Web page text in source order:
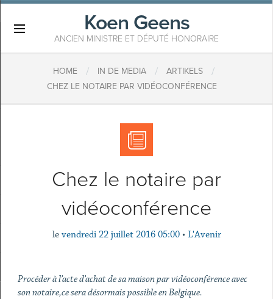
Koen Geens
ANCIEN MINISTRE ET DÉPUTÉ HONORAIRE
HOME / IN DE MEDIA / ARTIKELS /
CHEZ LE NOTAIRE PAR VIDÉOCONFÉRENCE
Chez le notaire par
vidéoconférence
le vendredi 22 juillet 2016 05:00 • L'Avenir
Procéder à l’acte d’achat de sa maison par vidéoconférence avec
son notaire,ce sera désormais possible en Belgique.